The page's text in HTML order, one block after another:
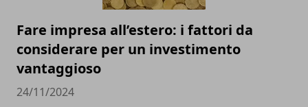
Fare impresa all’estero: i fattori da
considerare per un investimento
vantaggioso
24/11/2024